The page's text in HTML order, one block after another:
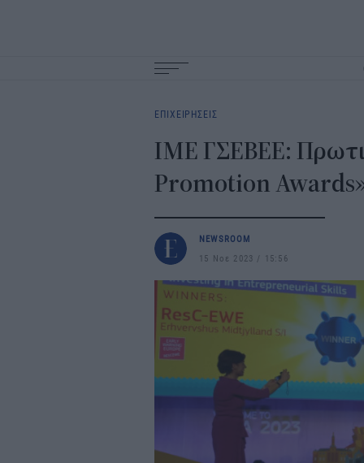
navigation
ΕΠΙΧΕΙΡΗΣΕΙΣ
ΙΜΕ ΓΣΕΒΕΕ:
Promotion
NEWSROOM
15 Νοε 2023
15:56